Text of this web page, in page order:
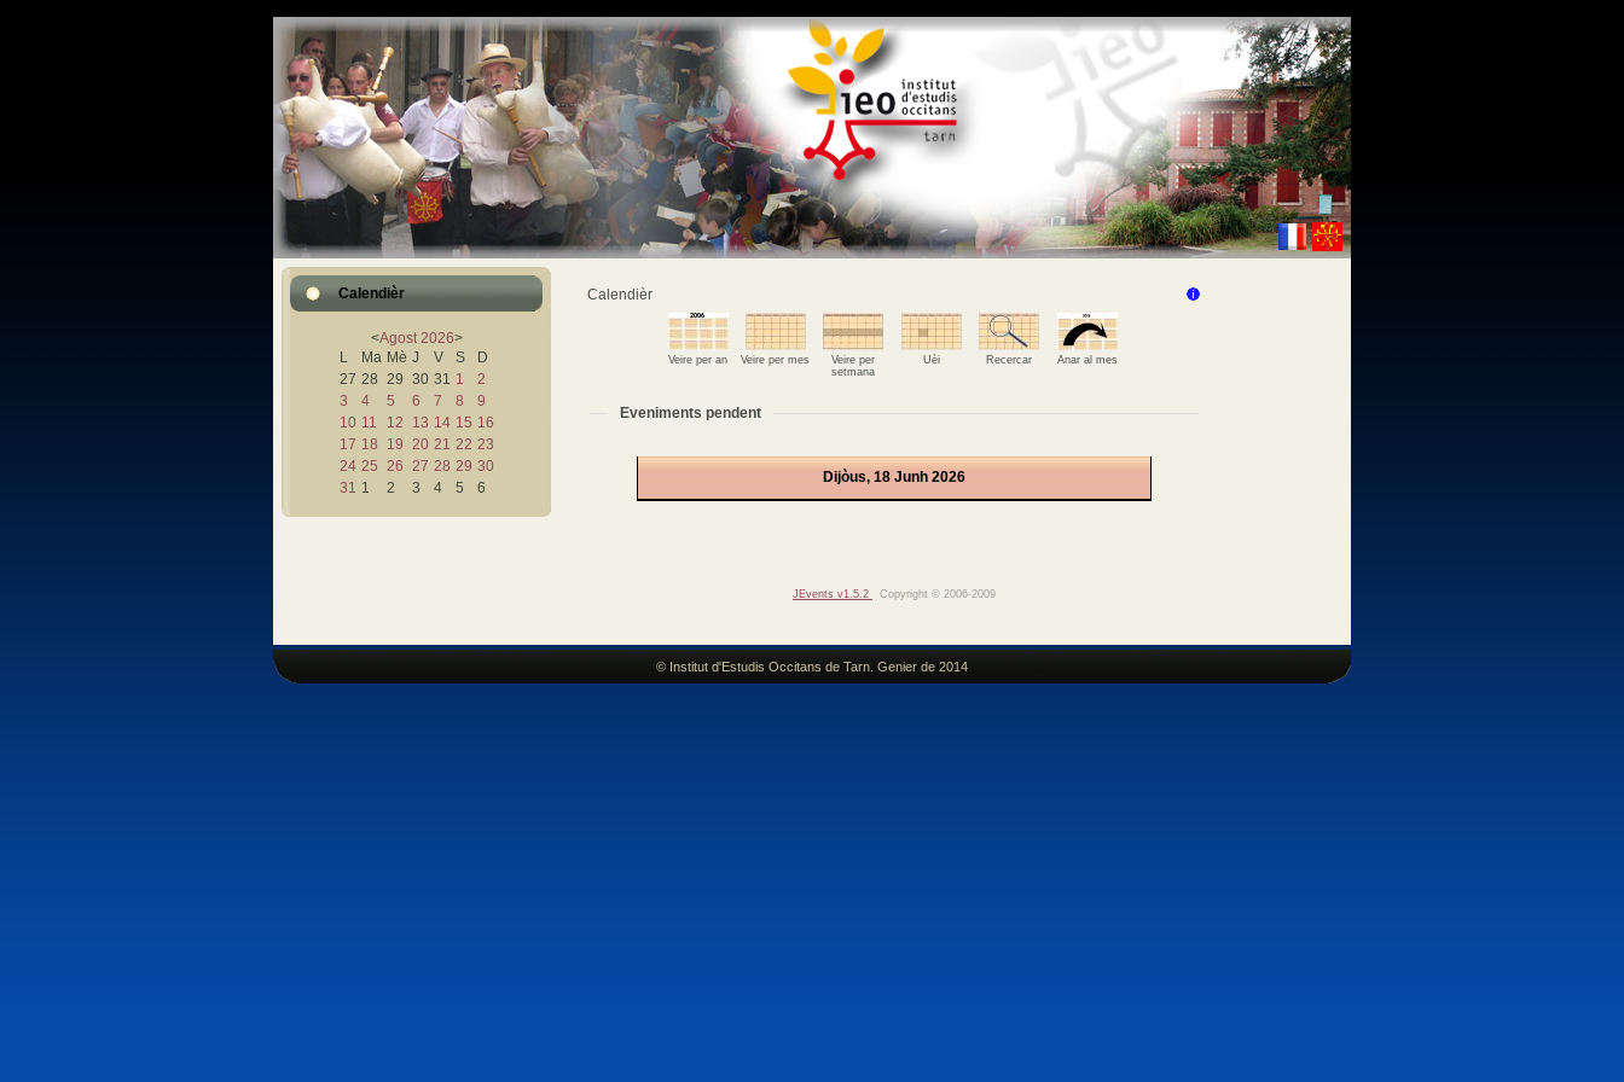
Calendièr
<Agost 2026>
L
Ma Mè J V S
D
27 28 29 30 31 1
2
3
4 5 6 7 8
9
10 11 12 13 14 15 16
17 18 19 20 21 22 23
24 25 26 27 28 29 30
31 1 2 3 4 5 6
Calendièr
Veire per an Veire per mes
Veire per
setmana
Uèi Recercar Anar al mes
Eveniments pendent
Dijòus, 18 Junh 2026
JEvents v1.5.2 Copyright © 2006-2009
© Institut d'Estudis Occitans de Tarn. Genier de 2014